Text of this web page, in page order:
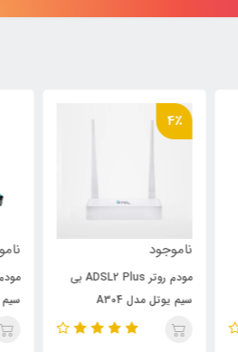
مودم روتر ADSL2 Plus بی
مودم روتر ADSL2 Plus بی
سیم یوتل مدل A154